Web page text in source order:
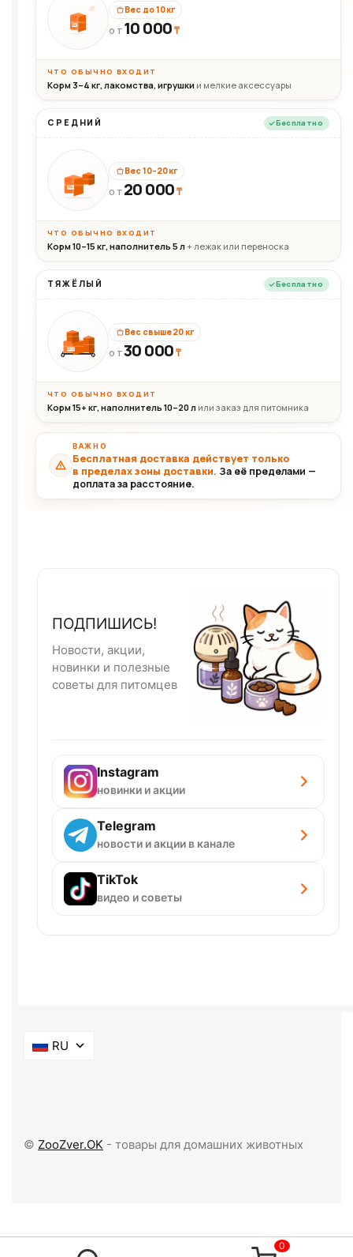
10кг
Вес до 10 кг
ОТ 10 000₸
ЧТО ОБЫЧНО ВХОДИТ
Корм 3–4 кг, лакомства, игрушки и мелкие аксессуары
СРЕДНИЙ Бесплатно
20кг
Вес 10–20 кг
ОТ 20 000₸
ЧТО ОБЫЧНО ВХОДИТ
Корм 10–15 кг, наполнитель 5 л+ лежак или переноска
ТЯЖЁЛЫЙ Бесплатно
30+кг
Вес свыше 20 кг
ОТ30 000₸
ЧТО ОБЫЧНО ВХОДИТ
Корм 15+ кг, наполнитель 10–20 л или заказ для питомника
ВАЖНО
Бесплатная доставка действует только
в пределах зоны доставки. За её пределами —
доплата за расстояние.
ПОДПИШИСЬ!
Новости, акции,
новинки и полезные
советы для питомцев
Instagram
новинки и акции
Telegram
новости и акции в канале
TikTok
видео и советы
RU
© ZooZver.OK - товары для домашних животных
0